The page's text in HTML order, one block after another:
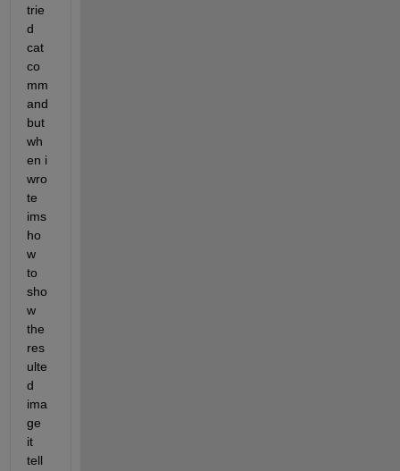
trie
d
cat
co
mm
and
but
wh
en i
wro
te
ims
ho
w
to
sho
w
the
res
ulte
d
ima
ge
it
tell